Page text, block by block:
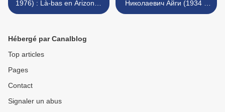
1976) : Là-bas en Arizona /
Laggiù nell’ Arizona »,
Николаевич Айги (1934 –
2006) : Trois Poèmes pour
Hébergé par Canalblog
Top articles
Pages
Contact
Signaler un abus